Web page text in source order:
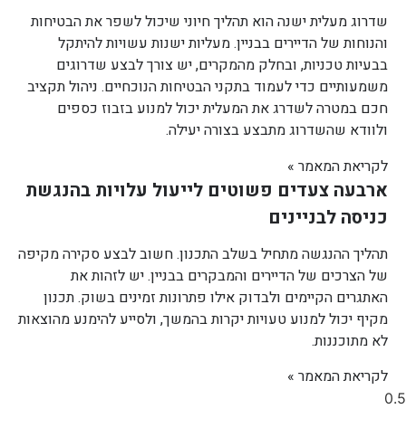
שדרוג מעלית ישנה הוא תהליך חיוני שיכול לשפר את הבטיחות
והנוחות של הדיירים בבניין. מעליות ישנות עשויות להיתקל
בבעיות טכניות, ובחלק מהמקרים, יש צורך לבצע שדרוגים
משמעותיים כדי לעמוד בתקני הבטיחות הנוכחיים. ניהול תקציב
חכם במטרה לשדרג את המעלית יכול למנוע בזבוז כספים
ולוודא שהשדרוג מתבצע בצורה יעילה.
לקריאת המאמר »
ארבעה צעדים פשוטים לייעול עלויות בהנגשת
כניסה לבניינים
תהליך ההנגשה מתחיל בשלב התכנון. חשוב לבצע סקירה מקיפה
של הצרכים של הדיירים והמבקרים בבניין. יש לזהות את
האתגרים הקיימים ולבדוק אילו פתרונות זמינים בשוק. תכנון
מקיף יכול למנוע טעויות יקרות בהמשך, ולסייע להימנע מהוצאות
לא מתוכננות.
לקריאת המאמר »